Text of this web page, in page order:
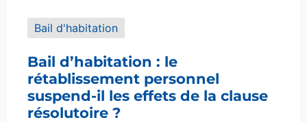
Bail d'habitation
Bail d’habitation : le
rétablissement personnel
suspend-il les effets de la clause
résolutoire ?